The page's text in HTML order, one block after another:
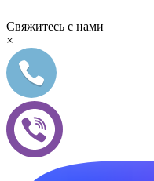
Свяжитесь с нами
×